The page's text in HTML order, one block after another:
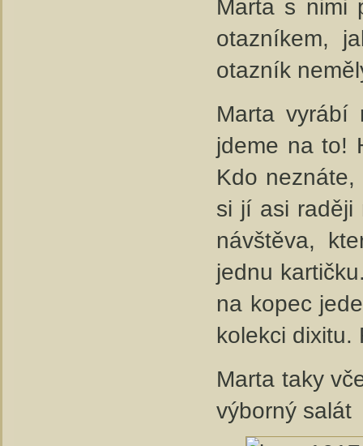
Marta s nimi
otazníkem,
otazník
Marta vyrábí
jdeme na to!
Kdo
si jí asi raději
návštěva,
jednu
na kopec
kolekci dixitu.
Marta taky
výborný salát